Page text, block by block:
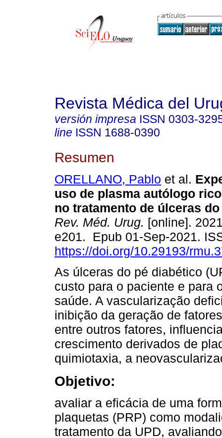
Revista Médica del
versión impresa ISSN 0303-
line ISSN 1688-0390
Resumen
ORELLANO, Pablo et al.
uso de plasma autólogo
no tratamento de úlceras
Rev. Méd. Urug. [online].
e201. Epub 01-Sep-2021.
https://doi.org/10.29193/
As úlceras do pé diabético
custo para o paciente e para
saúde. A vascularização
inibição da geração de
entre outros fatores,
crescimento derivados de
quimiotaxia, a
Objetivo:
avaliar a eficácia de uma
plaquetas (PRP) como
tratamento da UPD,